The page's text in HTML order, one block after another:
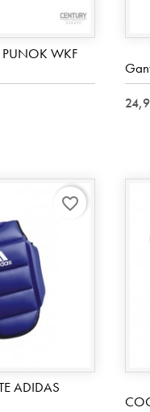
WKF
ADIDAS
favorite_border